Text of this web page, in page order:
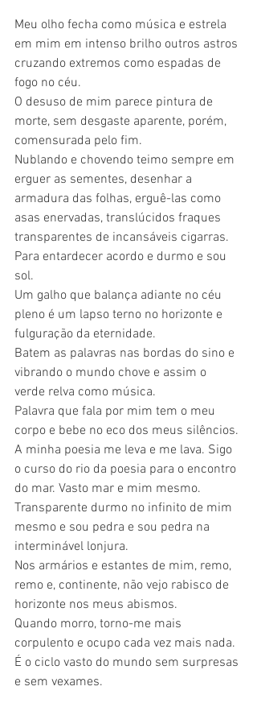
Meu olho fecha como música e estrela
em mim em intenso brilho outros astros
cruzando extremos como espadas de
fogo no céu.
O desuso de mim parece pintura de
morte, sem desgaste aparente, porém,
comensurada pelo fim.
Nublando e chovendo teimo sempre em
erguer as sementes, desenhar a
armadura das folhas, erguê-las como
asas enervadas, translúcidos fraques
transparentes de incansáveis cigarras.
Para entardecer acordo e durmo e sou
sol.
Um galho que balança adiante no céu
pleno é um lapso terno no horizonte e
fulguração da eternidade.
Batem as palavras nas bordas do sino e
vibrando o mundo chove e assim o
verde relva como música.
Palavra que fala por mim tem o meu
corpo e bebe no eco dos meus silêncios.
A minha poesia me leva e me lava. Sigo
o curso do rio da poesia para o encontro
do mar. Vasto mar e mim mesmo.
Transparente durmo no infinito de mim
mesmo e sou pedra e sou pedra na
interminável lonjura.
Nos armários e estantes de mim, remo,
remo e, continente, não vejo rabisco de
horizonte nos meus abismos.
Quando morro, torno-me mais
corpulento e ocupo cada vez mais nada.
É o ciclo vasto do mundo sem surpresas
e sem vexames.